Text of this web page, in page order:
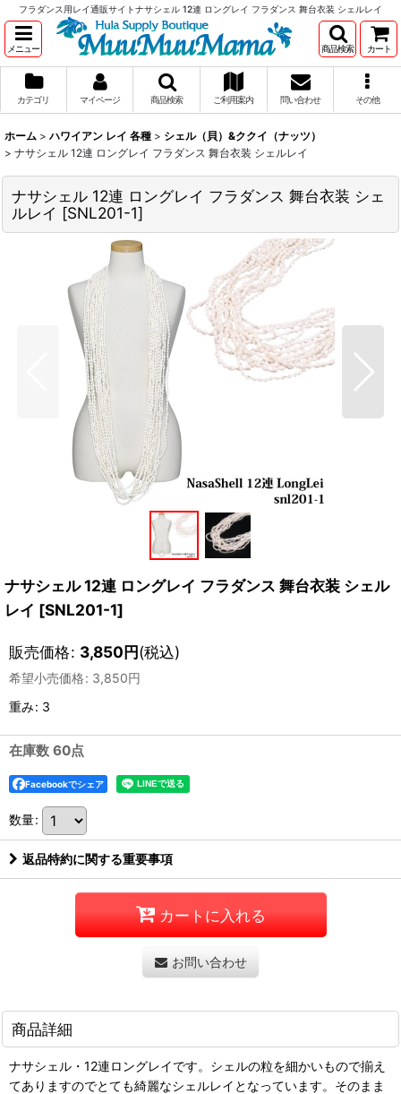
フラダンス用レイ通販サイトナサシェル 12連 ロングレイ フラダンス 舞台衣装 シェルレイ
メニュー 商品検索 カート
カテゴリ マイページ 商品検索 ご利用案内 問い合わせ その他
ホーム > ハワイアン レイ 各種 > シェル（貝）&ククイ（ナッツ）
> ナサシェル 12連 ロングレイ フラダンス 舞台衣装 シェルレイ
ナサシェル 12連 ロングレイ フラダンス 舞台衣装 シェ
ルレイ [SNL201-1]
ナサシェル 12連 ロングレイ フラダンス 舞台衣装 シェル
レイ [SNL201-1]
販売価格: 3,850円(税込)
希望小売価格: 3,850円
重み: 3
在庫数 60点
Facebookでシェア
数量:
返品特約に関する重要事項
カートに入れる
お問い合わせ
商品詳細
ナサシェル・12連ロングレイです。シェルの粒を細かいもので揃え
てありますのでとても綺麗なシェルレイとなっています。そのまま